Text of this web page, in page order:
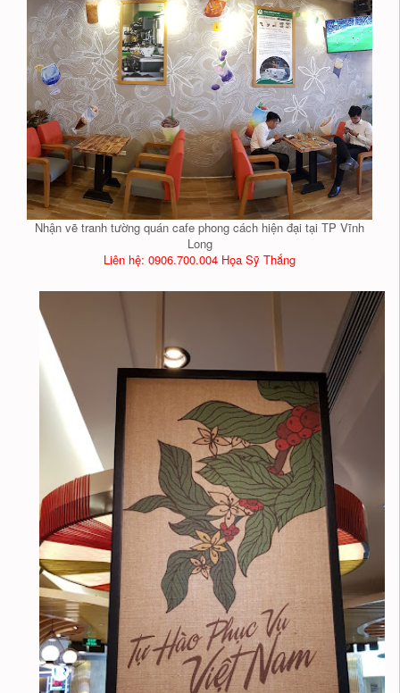
Nhận vẽ tranh tường quán cafe phong cách hiện đại tại TP Vĩnh
Long
Liên hệ: 0906.700.004 Họa Sỹ Thắng